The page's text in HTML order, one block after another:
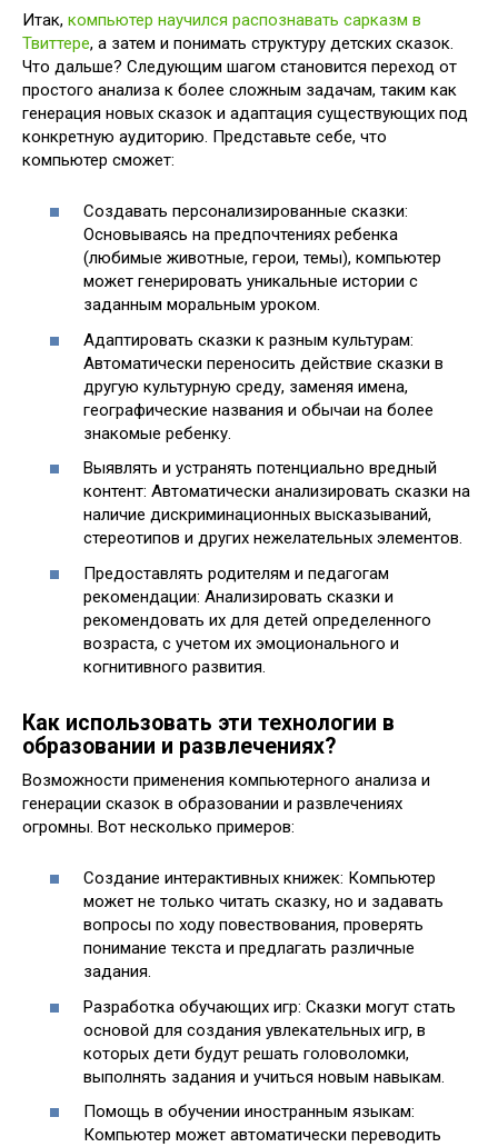
Итак, компьютер научился распознавать сарказм в
Твиттере, а затем и понимать структуру детских сказок.
Что дальше? Следующим шагом становится переход от
простого анализа к более сложным задачам, таким как
генерация новых сказок и адаптация существующих под
конкретную аудиторию. Представьте себе, что
компьютер сможет:
Создавать персонализированные сказки:
Основываясь на предпочтениях ребенка
(любимые животные, герои, темы), компьютер
может генерировать уникальные истории с
заданным моральным уроком.
Адаптировать сказки к разным культурам:
Автоматически переносить действие сказки в
другую культурную среду, заменяя имена,
географические названия и обычаи на более
знакомые ребенку.
Выявлять и устранять потенциально вредный
контент: Автоматически анализировать сказки на
наличие дискриминационных высказываний,
стереотипов и других нежелательных элементов.
Предоставлять родителям и педагогам
рекомендации: Анализировать сказки и
рекомендовать их для детей определенного
возраста, с учетом их эмоционального и
когнитивного развития.
Как использовать эти технологии в
образовании и развлечениях?
Возможности применения компьютерного анализа и
генерации сказок в образовании и развлечениях
огромны. Вот несколько примеров:
Создание интерактивных книжек: Компьютер
может не только читать сказку, но и задавать
вопросы по ходу повествования, проверять
понимание текста и предлагать различные
задания.
Разработка обучающих игр: Сказки могут стать
основой для создания увлекательных игр, в
которых дети будут решать головоломки,
выполнять задания и учиться новым навыкам.
Помощь в обучении иностранным языкам:
Компьютер может автоматически переводить